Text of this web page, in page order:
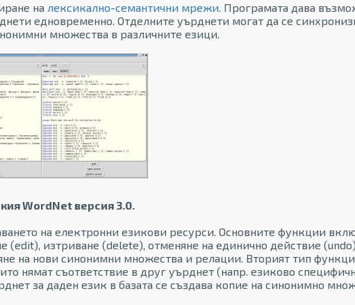
на лексикално-семантични мрежи. Програмата дава
едновременно. Отделните уърднети могат да се
множества в различните езици.
WordNet версия 3.0.
на електронни езикови ресурси. Основните функции
изтриване (delete), отменяне на единично действие
на нови синонимни множества и релации. Вторият тип
нямат съответствие в друг уърднет (напр. езиково
за даден език в базата се създава копие на синонимно